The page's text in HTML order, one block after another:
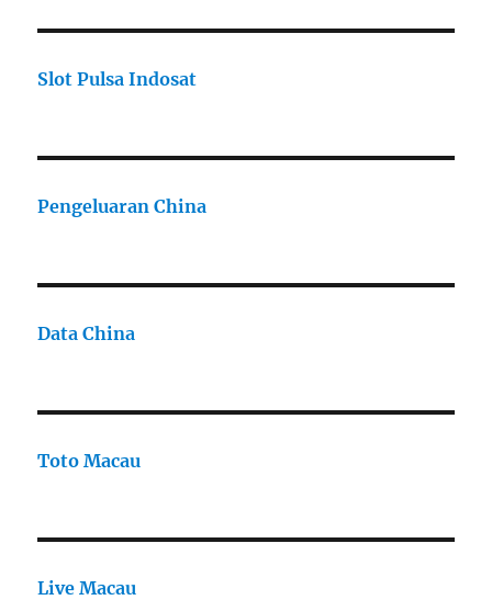
Slot Pulsa Indosat
Pengeluaran China
Data China
Toto Macau
Live Macau